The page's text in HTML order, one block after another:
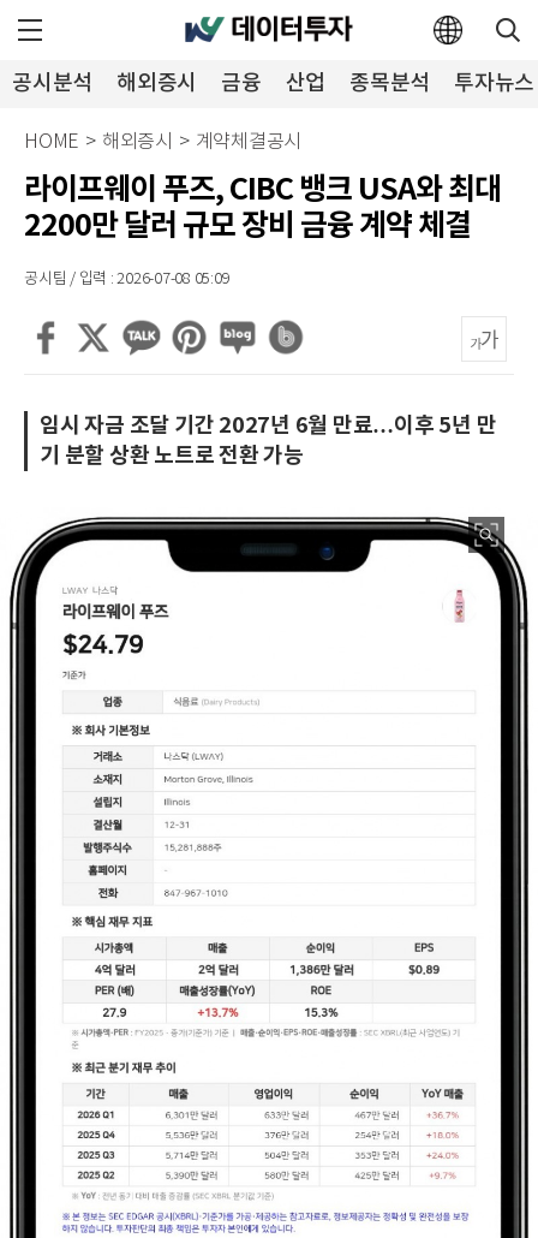
공시분석 해외증시 금융 산업 종목분석 투자뉴스
HOME > 해외증시 > 계약체결공시
라이프웨이 푸즈, CIBC 뱅크 USA와 최대
2200만 달러 규모 장비 금융 계약 체결
공시팀 / 입력 : 2026-07-08 05:09
임시 자금 조달 기간 2027년 6월 만료…이후 5년 만
기 분할 상환 노트로 전환 가능